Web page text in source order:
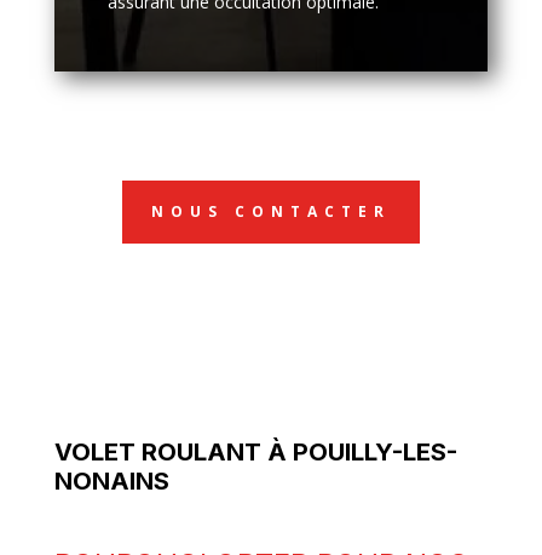
NOUS CONTACTER
VOLET ROULANT À POUILLY-LES-
NONAINS